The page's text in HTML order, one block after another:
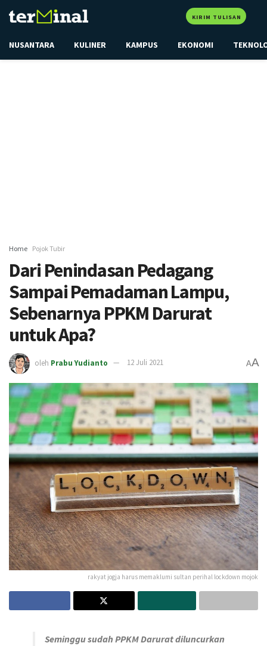
KIRIM TULISAN
NUSANTARA KULINER KAMPUS EKONOMI
Home Pojok Tubir
Dari Penindasan Pedagang
Sampai Pemadaman Lampu,
Sebenarnya PPKM Darurat
untuk Apa?
oleh Prabu Yudianto 12 Juli 2021 AA
rakyat jogja harus memaklumi sultan perihal lockdown mojok
Seminggu sudah PPKM Darurat diluncurkan